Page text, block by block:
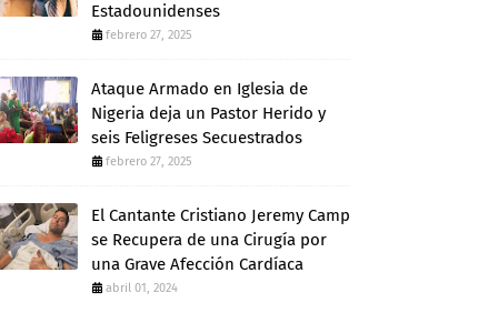
Estadounidenses
febrero 27, 2025
Ataque Armado en Iglesia de
Nigeria deja un Pastor Herido y
seis Feligreses Secuestrados
febrero 27, 2025
El Cantante Cristiano Jeremy Camp
se Recupera de una Cirugía por
una Grave Afección Cardíaca
abril 01, 2024